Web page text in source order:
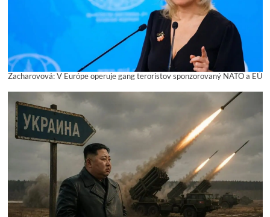
Zacharovová: V Európe operuje gang teroristov sponzorovaný NATO a EÚ